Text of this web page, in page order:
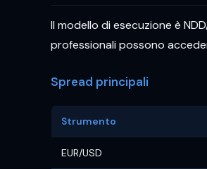
Il modello di esecuzione è
professionali possono
Spread principali
Strumento
EUR/USD